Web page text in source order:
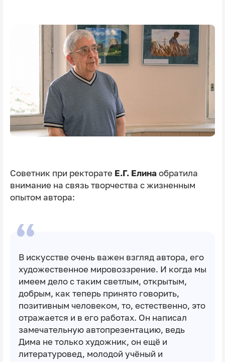
Советник при ректорате Е.Г. Елинаобратила
внимание на связь творчества с жизненным
опытом автора:
В искусстве очень важен взгляд автора, его
художественное мировоззрение. И когда мы
имеем дело с таким светлым, открытым,
добрым, как теперь принято говорить,
позитивным человеком, то, естественно, это
отражается и в его работах. Он написал
замечательную автопрезентацию, ведь
Дима не только художник, он ещё и
литературовед, молодой учёный и